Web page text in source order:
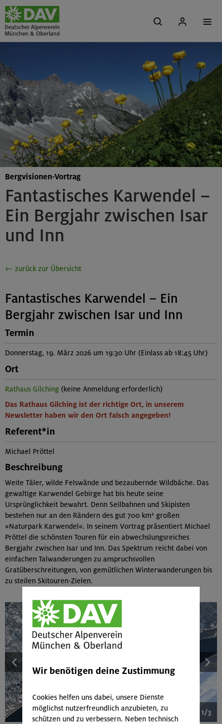
Fantastisches Karwendel –
Ein Bergjahr zwischen Isar
und Inn
Bergvisionen-Vortrag
← zurück zur Übersicht
Fantastisches Karwendel – Ein
Bergjahr zwischen Isar und Inn
Termin
Donnerstag, 19. März 2026 um 19:30 Uhr (Einlass ab 18:45 Uhr)
Ort
Rathaus Gilching (keine Anmeldung erforderlich)
Das Rathaus Gilching ist der richtige Ort, in unserem
Newsletter haben wir den Ort falsch angegeben!
Referent*in
Michael Pröttel
Beschreibung
Weite Täler, wilde Felswände und bezaubernde Wildbäche. Das
gewaltige Karwendel Gebirge hat bis heute seine
Ursprünglichkeit bewahrt. Denn Seilbahnen und Skipisten
bestehen nur an den Rändern des gut 700 km² großen
»Naturpark Karwendel«. In seinem Vortrag präsentiert Michael
Pröttel die schönsten Touren für ein abwechslungsreiches
Bergjahr zwischen Isar und Inn. Das Spektrum reicht dabei von
einfachen Talwanderungen zu anspruchsvollen
Gratüberschreitungen, von gemütlichen Winterwanderungen bis
zu steilen Skitouren-Zielen.
1/3
Wir benötigen deine Zustimmung
Cookies helfen uns dabei, unsere Dienste
möglichst nutzerfreundlich anzubieten, zu
schützen und zu verbessern. Neben technisch